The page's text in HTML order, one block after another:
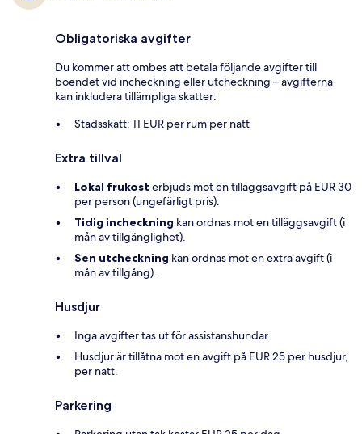
Obligatoriska avgifter
Du kommer att ombes att betala följande avgifter till
boendet vid incheckning eller utcheckning – avgifterna
kan inkludera tillämpliga skatter:
Stadsskatt: 11 EUR per rum per natt
Extra tillval
Lokal frukost erbjuds mot en tilläggsavgift på EUR 30
per person (ungefärligt pris).
Tidig incheckning kan ordnas mot en tilläggsavgift (i
mån av tillgänglighet).
Sen utcheckning kan ordnas mot en extra avgift (i
mån av tillgång).
Husdjur
Inga avgifter tas ut för assistanshundar.
Husdjur är tillåtna mot en avgift på EUR 25 per husdjur,
per natt.
Parkering